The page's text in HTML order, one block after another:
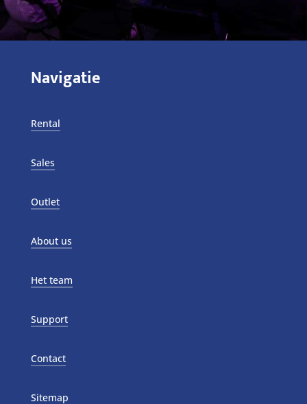
Navigatie
Rental
Sales
Outlet
About us
Het team
Support
Contact
Sitemap